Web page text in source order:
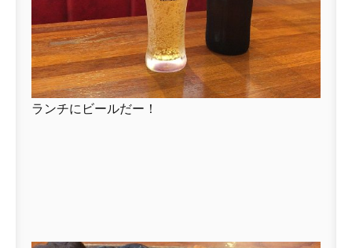
ランチにビールだー！